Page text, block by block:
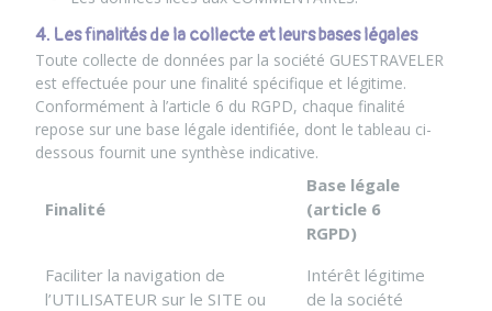
4. Les finalités de la collecte et leurs bases légales
Toute collecte de données par la société GUESTRAVELER
est effectuée pour une finalité spécifique et légitime.
Conformément à l’article 6 du RGPD, chaque finalité
repose sur une base légale identifiée, dont le tableau ci-
dessous fournit une synthèse indicative.
Finalité
Base légale
(article 6
RGPD)
Faciliter la navigation de
l’UTILISATEUR sur le SITE ou
Intérêt légitime
de la société